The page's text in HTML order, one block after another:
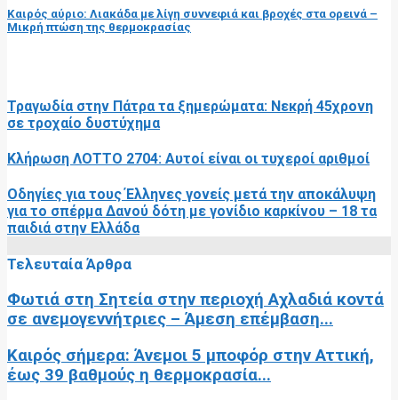
Καιρός αύριο: Λιακάδα με λίγη συννεφιά και βροχές στα ορεινά –
Μικρή πτώση της θερμοκρασίας
Τραγωδία στην Πάτρα τα ξημερώματα: Νεκρή 45χρονη
σε τροχαίο δυστύχημα
Κλήρωση ΛΟΤΤΟ 2704: Αυτοί είναι οι τυχεροί αριθμοί
Οδηγίες για τους Έλληνες γονείς μετά την αποκάλυψη
για το σπέρμα Δανού δότη με γονίδιο καρκίνου – 18 τα
παιδιά στην Ελλάδα
Τελευταία Άρθρα
Φωτιά στη Σητεία στην περιοχή Αχλαδιά κοντά
σε ανεμογεννήτριες – Άμεση επέμβαση...
Καιρός σήμερα: Άνεμοι 5 μποφόρ στην Αττική,
έως 39 βαθμούς η θερμοκρασία...